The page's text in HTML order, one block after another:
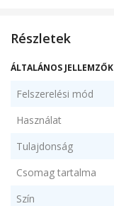
Részletek
ÁLTALÁNOS JELLEMZŐK
Felszerelési mód
Használat
Tulajdonság
Csomag tartalma
Szín